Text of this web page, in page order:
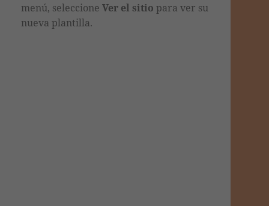
menú, seleccione Ver el sitio para ver su
nueva plantilla.